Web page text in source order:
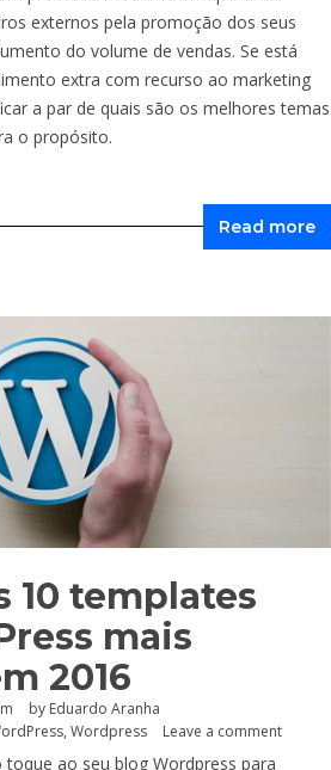
externos pela promoção dos seus
do volume de vendas. Se está
extra com recurso ao marketing
a par de quais são os melhores temas
o propósito.
Read more
10 templates
mais
2016
by Eduardo Aranha
, Wordpress Leave a comment
ao seu blog Wordpress para